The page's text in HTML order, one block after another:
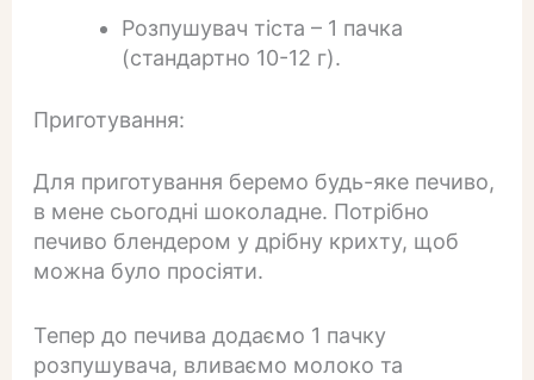
Розпушувач тіста – 1 пачка
(стандартно 10-12 г).
Приготування:
Для приготування беремо будь-яке печиво,
в мене сьогодні шоколадне. Потрібно
печиво блендером у дрібну крихту, щоб
можна було просіяти.
Тепер до печива додаємо 1 пачку
розпушувача, вливаємо молоко та